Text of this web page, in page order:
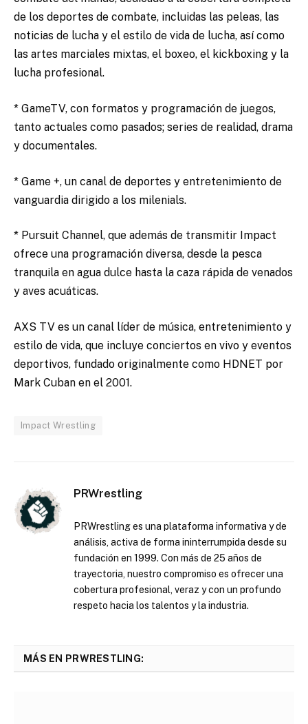
de los deportes de combate, incluidas las peleas, las
noticias de lucha y el estilo de vida de lucha, así como
las artes marciales mixtas, el boxeo, el kickboxing y la
lucha profesional.
* GameTV, con formatos y programación de juegos,
tanto actuales como pasados; series de realidad, drama
y documentales.
* Game +, un canal de deportes y entretenimiento de
vanguardia dirigido a los milenials.
* Pursuit Channel, que además de transmitir Impact
ofrece una programación diversa, desde la pesca
tranquila en agua dulce hasta la caza rápida de venados
y aves acuáticas.
AXS TV es un canal líder de música, entretenimiento y
estilo de vida, que incluye conciertos en vivo y eventos
deportivos, fundado originalmente como HDNET por
Mark Cuban en el 2001.
Impact Wrestling
PRWrestling
PRWrestling es una plataforma informativa y de
análisis, activa de forma ininterrumpida desde su
fundación en 1999. Con más de 25 años de
trayectoria, nuestro compromiso es ofrecer una
cobertura profesional, veraz y con un profundo
respeto hacia los talentos y la industria.
MÁS EN PRWRESTLING: